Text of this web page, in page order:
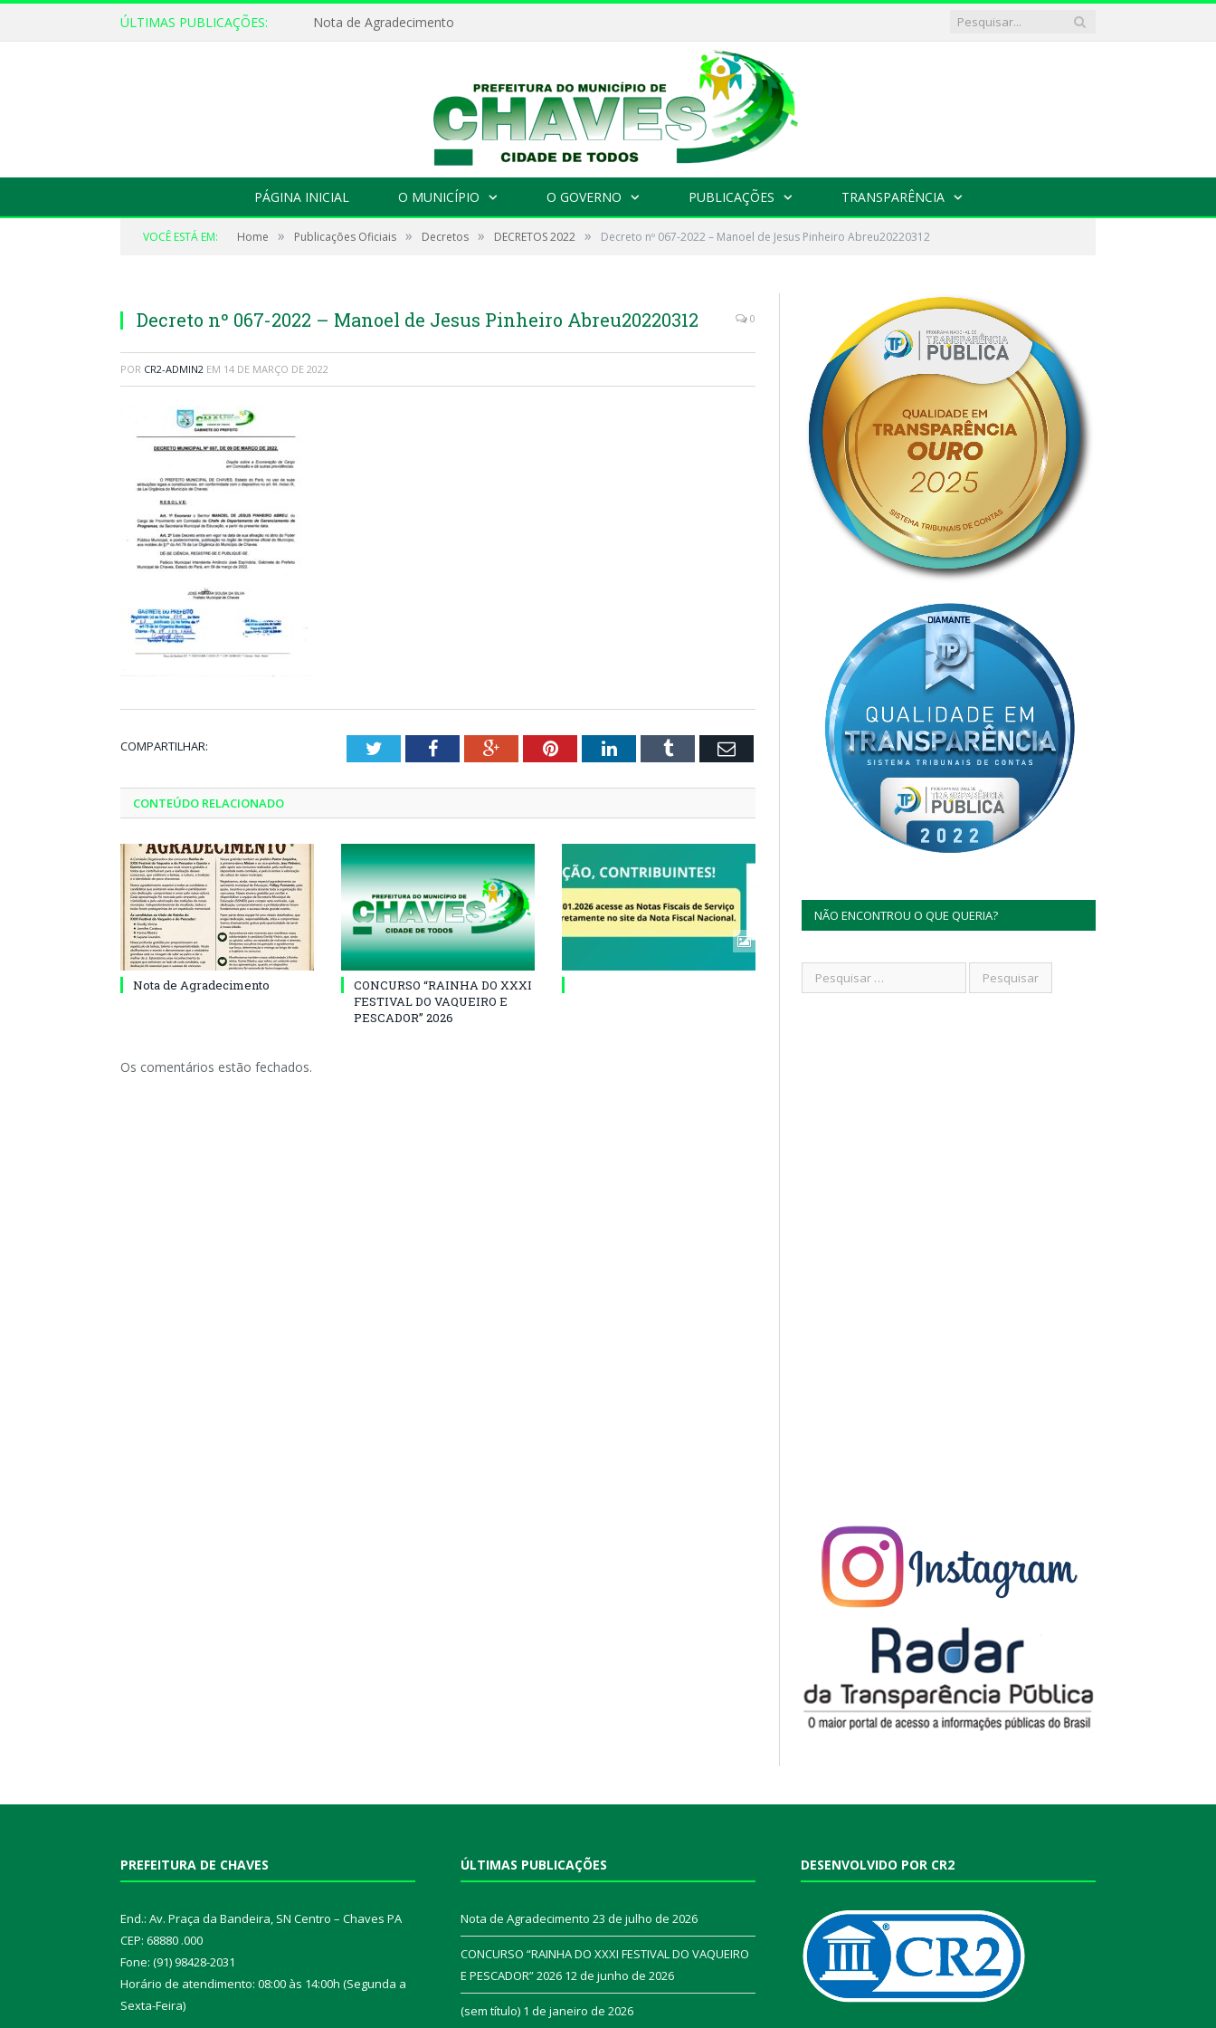
ÚLTIMAS PUBLICAÇÕES: Nota de Agradecimento
PÁGINA INICIAL O MUNICÍPIO O GOVERNO PUBLICAÇÕES TRANSPARÊNCIA
VOCÊ ESTÁ EM: Home » Publicações Oficiais » Decretos » DECRETOS 2022 » Decreto nº 067-2022 – Manoel de Jesus Pinheiro Abreu20220312
Decreto nº 067-2022 – Manoel de Jesus Pinheiro Abreu20220312 0
POR CR2-ADMIN2 EM 14 DE MARÇO DE 2022
COMPARTILHAR: TwitterFacebookGoogle+PinterestLinkedInTumblr Email
CONTEÚDO RELACIONADO
Nota de Agradecimento
CONCURSO “RAINHA DO XXXI
FESTIVAL DO VAQUEIRO E
PESCADOR” 2026
Os comentários estão fechados.
NÃO ENCONTROU O QUE QUERIA?
PREFEITURA DE CHAVES
End.: Av. Praça da Bandeira, SN Centro – Chaves PA
CEP: 68880 .000
Fone: (91) 98428-2031
Horário de atendimento: 08:00 às 14:00h (Segunda a
Sexta-Feira)
ÚLTIMAS PUBLICAÇÕES
Nota de Agradecimento 23 de julho de 2026
CONCURSO “RAINHA DO XXXI FESTIVAL DO VAQUEIRO
E PESCADOR” 2026 12 de junho de 2026
(sem título) 1 de janeiro de 2026
DESENVOLVIDO POR CR2